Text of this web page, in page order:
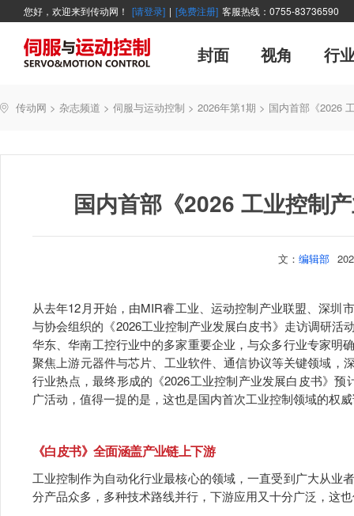
您好，欢迎来到传动网！ [请登录] | [免费注册] 客服热线：0755-83736590
封面 视角
产业活动
行
企业管理
智能制造
技术与应用
传动网 > 杂志频道 > 伺服与运动控制 > 2026年第1期 > 国内首部《2026
国内首部《2026 工业控制
文： 编辑部
从去年12月开始，由MIR睿工业、运动控制产业联盟、深圳
与协会组织的《2026工业控制产业发展白皮书》走访调研
华东、华南工控行业中的多家重要企业，与众多行业专家明
聚焦上游元器件与芯片、工业软件、通信协议等关键领域，
行业热点，最终形成的《2026工业控制产业发展白皮书》
广活动，值得一提的是，这也是国内首次工业控制领域的权
《白皮书》全面涵盖产业链上下游
工业控制作为自动化行业最核心的领域，一直受到广大从业
分产品众多，多种技术路线并行，下游应用又十分广泛，这